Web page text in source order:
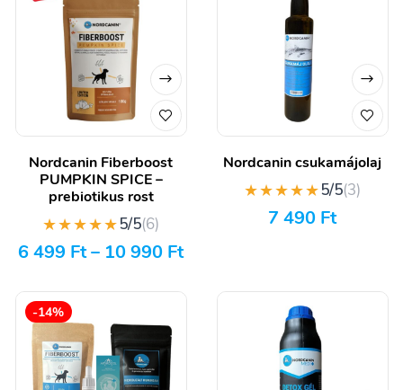
Nordcanin Fiberboost
PUMPKIN SPICE –
prebiotikus rost
★★★★★5/5(6)
6 499 Ft– 10 990 Ft
Nordcanin csukamájolaj
★★★★★5/5(3)
7 490 Ft
-14%